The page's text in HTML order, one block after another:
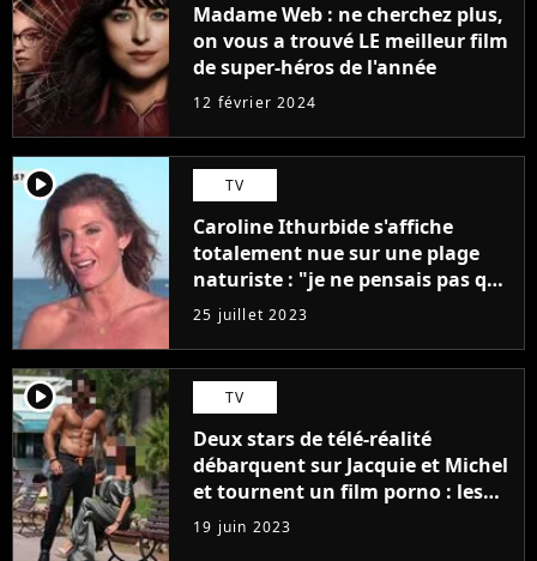
Madame Web : ne cherchez plus,
on vous a trouvé LE meilleur film
de super-héros de l'année
12 février 2024
player2 TV
Caroline Ithurbide s'affiche
totalement nue sur une plage
naturiste : "je ne pensais pas que
j'arriverais à le faire..."
25 juillet 2023
player2 TV
Deux stars de télé-réalité
débarquent sur Jacquie et Michel
et tournent un film porno : les
premières images du tournage
(exclu)
19 juin 2023